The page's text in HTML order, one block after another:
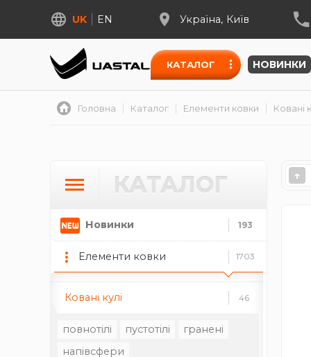
UK EN Україна Київ
КАТАЛОГ НОВИНКИ
Головна Каталог Елементи ковки Ковані
КАТАЛОГ
Новинки 193
Елементи ковки 1703
Закінчення перил
Петлі для воріт та дверей 18
Ковані піки 64
Підкови 2
Ковані розети
Ковані квіти
Ковані кулі 46
повнотілі пустотілі
гранені
напівсфери
↑